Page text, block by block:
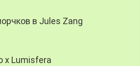
в Jules Zang
x Lumisfera